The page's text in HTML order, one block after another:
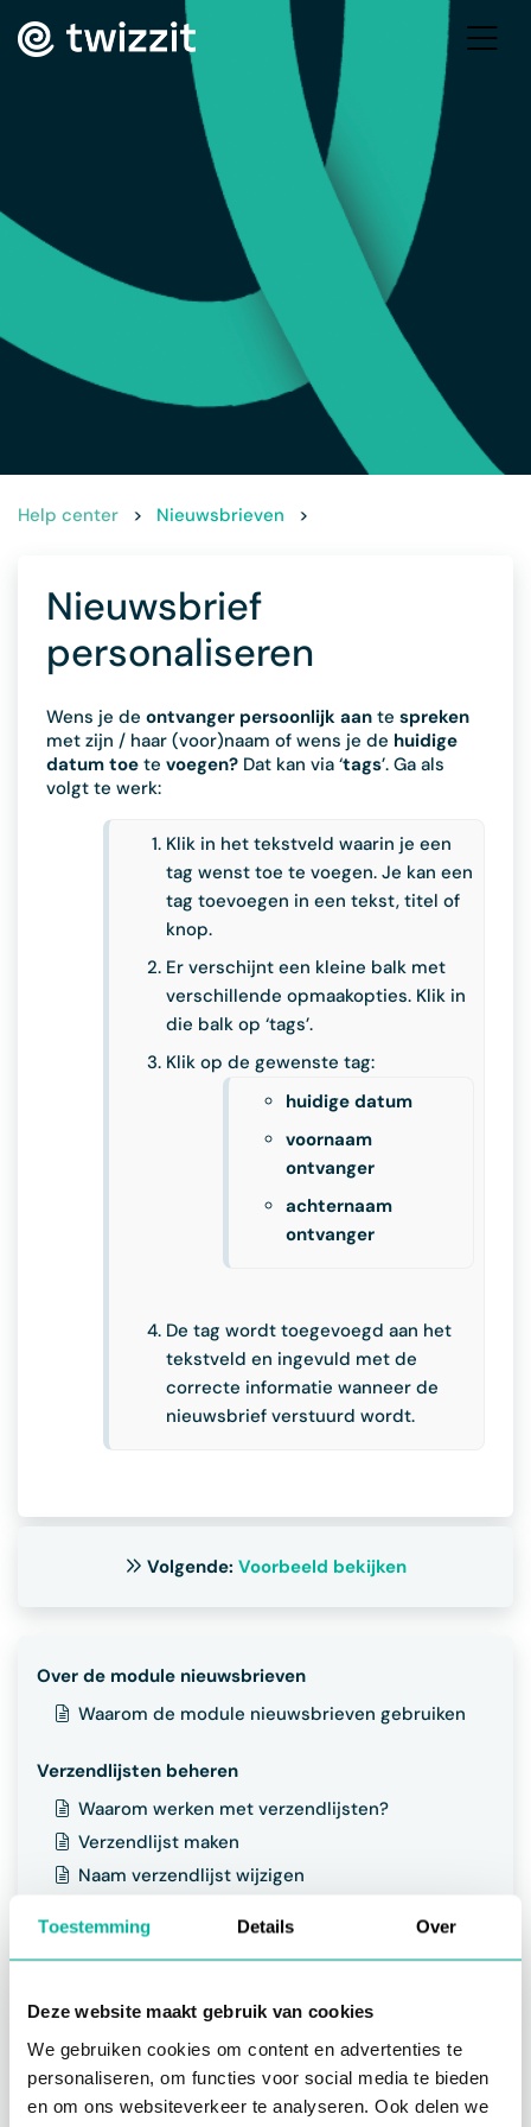
Toestemming Details Over
Deze website maakt gebruik van cookies
We gebruiken cookies om content en advertenties te
personaliseren, om functies voor social media te bieden
en om ons websiteverkeer te analyseren. Ook delen we
Help center > Nieuwsbrieven >
Nieuwsbrief
personaliseren
Wens je de ontvanger persoonlijk aan te spreken
met zijn / haar (voor)naam of wens je de huidige
datum toe te voegen? Dat kan via ‘tags’. Ga als
volgt te werk:
Klik in het tekstveld waarin je een
tag wenst toe te voegen. Je kan een
tag toevoegen in een tekst, titel of
knop.
Er verschijnt een kleine balk met
verschillende opmaakopties. Klik in
die balk op ‘tags’.
Klik op de gewenste tag:
huidige datum
voornaam
ontvanger
achternaam
ontvanger
De tag wordt toegevoegd aan het
tekstveld en ingevuld met de
correcte informatie wanneer de
nieuwsbrief verstuurd wordt.
Volgende: Voorbeeld bekijken
Over de module nieuwsbrieven
Waarom de module nieuwsbrieven gebruiken
Verzendlijsten beheren
Waarom werken met verzendlijsten?
Verzendlijst maken
Naam verzendlijst wijzigen
Abonneelijst opstellen
Waarom werken met abonnees
Abonnees manueel toevoegen
Leden automatisch toevoegen
Nieuwe contacten toevoegen